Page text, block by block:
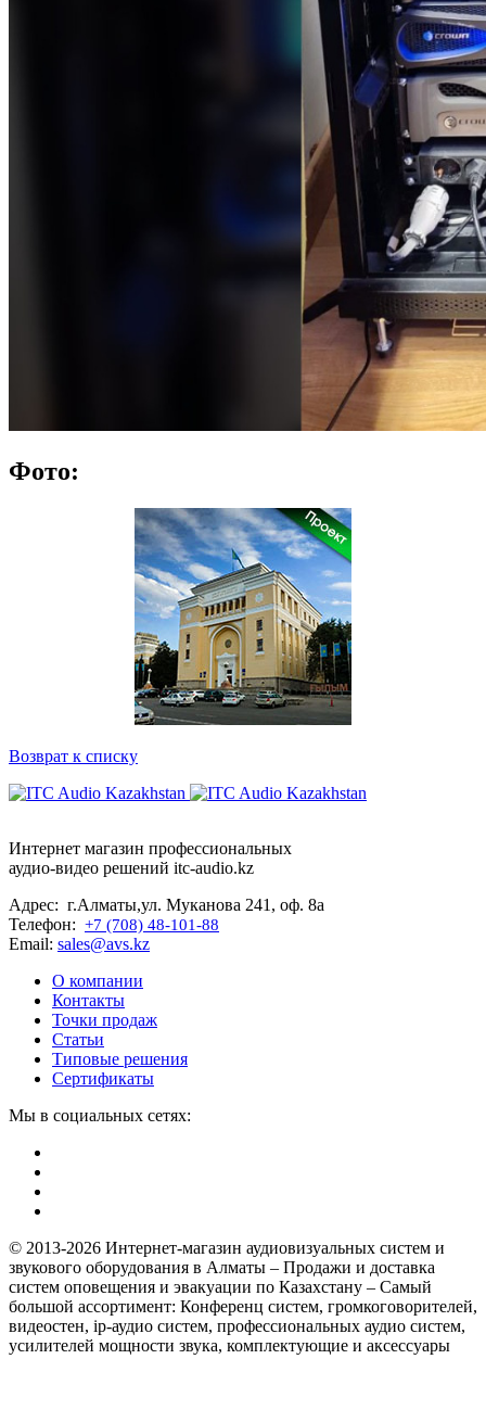
Фото:
Возврат к списку
Интернет магазин профессиональных
аудио-видео решений itc-audio.kz
Адрес: г.Алматы,ул. Муканова 241, оф. 8а
Телефон: +7 (708) 48-101-88
Email: sales@avs.kz
О компании
Контакты
Точки продаж
Статьи
Типовые решения
Сертификаты
Мы в социальных сетях:
© 2013-2026 Интернет-магазин аудиовизуальных систем и
звукового оборудования в Алматы – Продажи и доставка
систем оповещения и эвакуации по Казахстану – Самый
большой ассортимент: Конференц систем, громкоговорителей,
видеостен, ip-аудио систем, профессиональных аудио систем,
усилителей мощности звука, комплектующие и аксессуары